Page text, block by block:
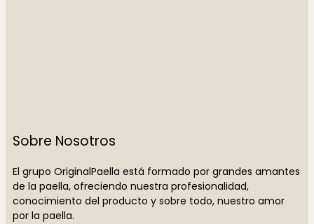
Sobre Nosotros
El grupo OriginalPaella está formado por grandes amantes
de la paella, ofreciendo nuestra profesionalidad,
conocimiento del producto y sobre todo, nuestro amor
por la paella.